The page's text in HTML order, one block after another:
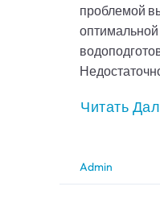
проблемой
Читать
Admin